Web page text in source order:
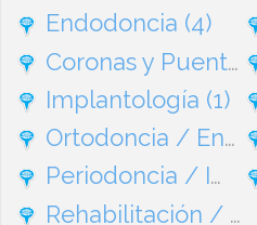
Endodoncia (4)
Coronas y Puentes
Implantología (1)
Ortodoncia / Endodoncia
Periodoncia / Implantes
Rehabilitación / Ortodoncia